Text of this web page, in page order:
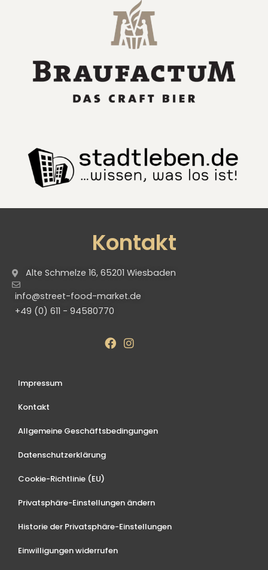
Kontakt
Alte Schmelze 16, 65201 Wiesbaden
info@street-food-market.de
+49 (0) 611 - 94580770
Impressum
Kontakt
Allgemeine Geschäftsbedingungen
Datenschutzerklärung
Cookie-Richtlinie (EU)
Privatsphäre-Einstellungen ändern
Historie der Privatsphäre-Einstellungen
Einwilligungen widerrufen